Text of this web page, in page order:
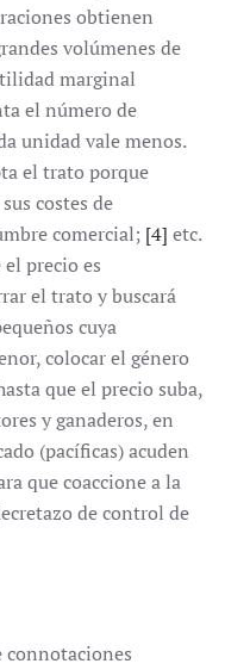
obtienen
volúmenes de
marginal
el número de
unidad vale menos.
el trato porque
costes de
comercial; [4] etc.
precio es
el trato y buscará
cuya
colocar el género
que el precio suba,
y ganaderos, en
(pacíficas) acuden
que coaccione a la
de control de
connotaciones